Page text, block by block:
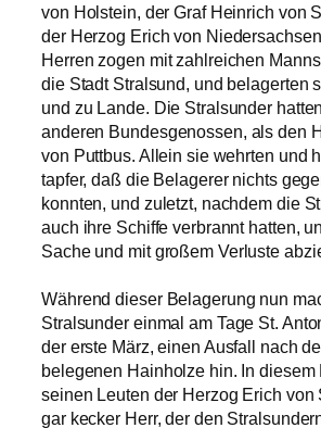
von Holstein, der Graf Heinrich von
der Herzog Erich von
Herren zogen mit zahlreichen
die Stadt Stralsund, und belagerten
und zu Lande. Die Stralsunder
anderen Bundesgenossen, als den
von Puttbus. Allein sie wehrten und
tapfer, daß die Belagerer nichts
konnten, und zuletzt, nachdem die
auch ihre Schiffe verbrannt hatten,
Sache und mit großem Verluste
Während dieser Belagerung nun
Stralsunder einmal am Tage St.
der erste März, einen Ausfall nach
belegenen Hainholze hin. In diesem
seinen Leuten der Herzog Erich von
gar kecker Herr, der den